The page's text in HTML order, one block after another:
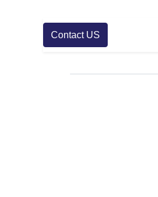
Contact US